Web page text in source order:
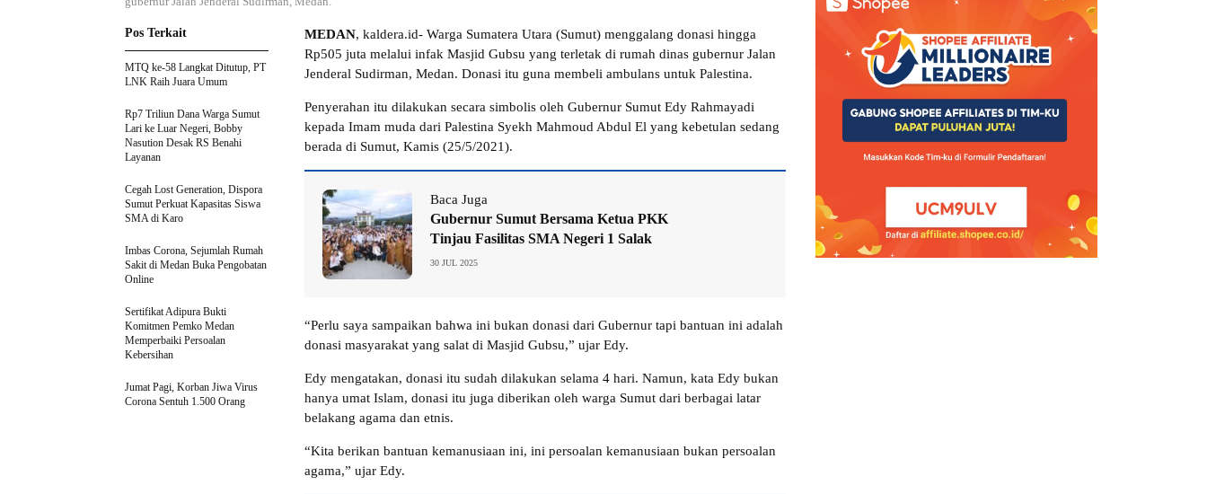
MEDAN, kaldera.id- Warga Sumatera Utara (Sumut) menggalang donasi hingga
Rp505 juta melalui infak Masjid Gubsu yang terletak di rumah dinas gubernur Jalan
Jenderal Sudirman, Medan. Donasi itu guna membeli ambulans untuk Palestina.
Penyerahan itu dilakukan secara simbolis oleh Gubernur Sumut Edy Rahmayadi
kepada Imam muda dari Palestina Syekh Mahmoud Abdul El yang kebetulan sedang
berada di Sumut, Kamis (25/5/2021).
Baca Juga
Gubernur Sumut Bersama Ketua PKK
Tinjau Fasilitas SMA Negeri 1 Salak
30 JUL 2025
“Perlu saya sampaikan bahwa ini bukan donasi dari Gubernur tapi bantuan ini adalah
donasi masyarakat yang salat di Masjid Gubsu,” ujar Edy.
Edy mengatakan, donasi itu sudah dilakukan selama 4 hari. Namun, kata Edy bukan
hanya umat Islam, donasi itu juga diberikan oleh warga Sumut dari berbagai latar
belakang agama dan etnis.
“Kita berikan bantuan kemanusiaan ini, ini persoalan kemanusiaan bukan persoalan
agama,” ujar Edy.
Pos Terkait
MTQ ke-58 Langkat Ditutup, PT
LNK Raih Juara Umum
Rp7 Triliun Dana Warga Sumut
Lari ke Luar Negeri, Bobby
Nasution Desak RS Benahi
Layanan
Cegah Lost Generation, Dispora
Sumut Perkuat Kapasitas Siswa
SMA di Karo
Imbas Corona, Sejumlah Rumah
Sakit di Medan Buka Pengobatan
Online
Sertifikat Adipura Bukti
Komitmen Pemko Medan
Memperbaiki Persoalan
Kebersihan
Jumat Pagi, Korban Jiwa Virus
Corona Sentuh 1.500 Orang